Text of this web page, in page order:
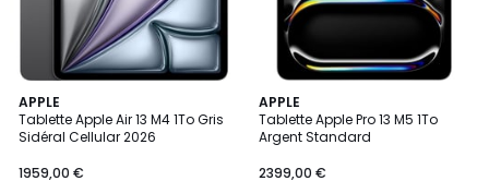
APPLE
Tablette Apple Air 13 M4 1To Gris
Sidéral Cellular 2026
1959,00 €
APPLE
Tablette Apple Pro 13 M5 1To
Argent Standard
2399,00 €